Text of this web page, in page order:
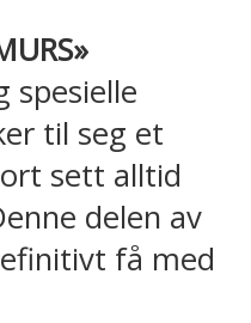
spesielle
til seg et
sett alltid
delen av
få med